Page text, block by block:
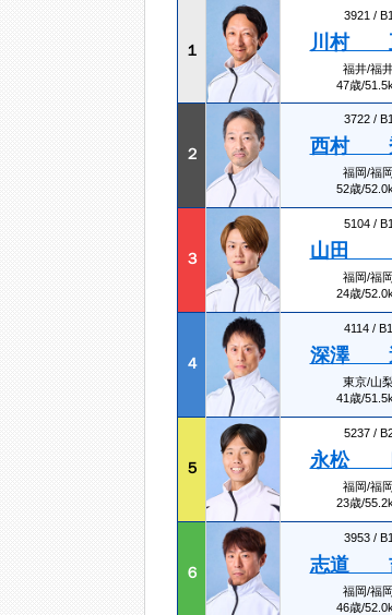
１
3921 / B1
川村
福井/福
47歳/
２
3722 / B1
西村
福岡/福岡
52歳/
３
5104 / B1
山田
福岡/福岡
24歳/
４
4114 / B1
深澤
東京/山
41歳/
５
5237 /
永松
福岡/福岡
23歳/
６
3953 / B1
志道
福岡/福岡
46歳/